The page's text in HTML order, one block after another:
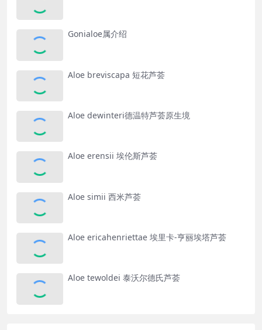
Gonialoe属介绍
Aloe breviscapa 短花芦荟
Aloe dewinteri德温特芦荟原生境
Aloe erensii 埃伦斯芦荟
Aloe simii 西米芦荟
Aloe ericahenriettae 埃里卡-亨丽埃塔芦荟
Aloe tewoldei 泰沃尔德氏芦荟